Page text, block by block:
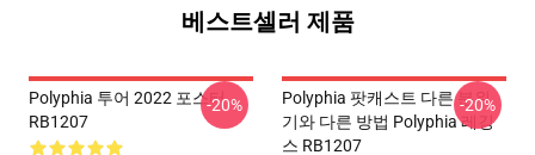
베스트셀러 제품
Polyphia 투어 2022 포스터
RB1207
-20%
Polyphia 팟캐스트 다른 분위
기와 다른 방법 Polyphia 레깅
스 RB1207
-20%